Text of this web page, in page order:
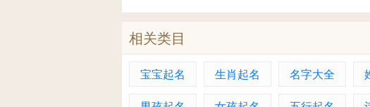
相关类目
宝宝起名 生肖起名 名字大全